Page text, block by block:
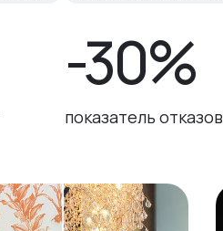
-30%
показатель отказов